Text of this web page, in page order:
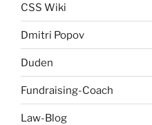
CSS Wiki
Dmitri Popov
Duden
Fundraising-Coach
Law-Blog